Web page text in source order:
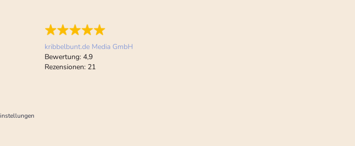
kribbelbunt.de Media GmbH
Bewertung: 4,9
Rezensionen: 21